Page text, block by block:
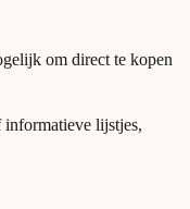
om direct te kopen
informatieve lijstjes,